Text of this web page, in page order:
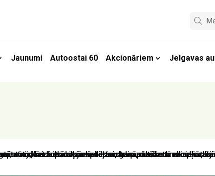
Jaunumi Autoostai 60 Akcionāriem Jelgavas